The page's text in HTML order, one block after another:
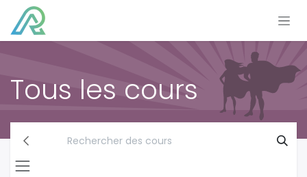
Se rendre au contenu
Tous les cours